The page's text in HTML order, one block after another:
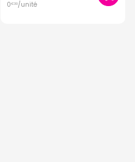
0€30/unité